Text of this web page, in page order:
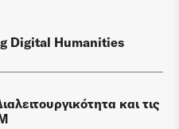
Digital Humanities
και τις